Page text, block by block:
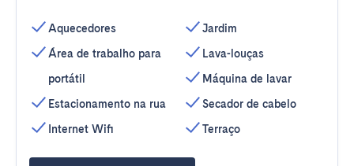
Aquecedores
Área de trabalho para
portátil
Estacionamento na rua
Internet Wifi
Jardim
Lava-louças
Máquina de lavar
Secador de cabelo
Terraço